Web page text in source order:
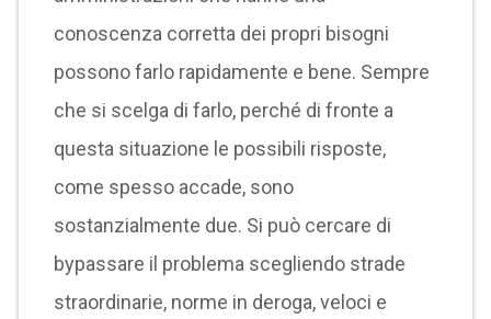
conoscenza corretta dei propri bisogni
possono farlo rapidamente e bene. Sempre
che si scelga di farlo, perché di fronte a
questa situazione le possibili risposte,
come spesso accade, sono
sostanzialmente due. Si può cercare di
bypassare il problema scegliendo strade
straordinarie, norme in deroga, veloci e